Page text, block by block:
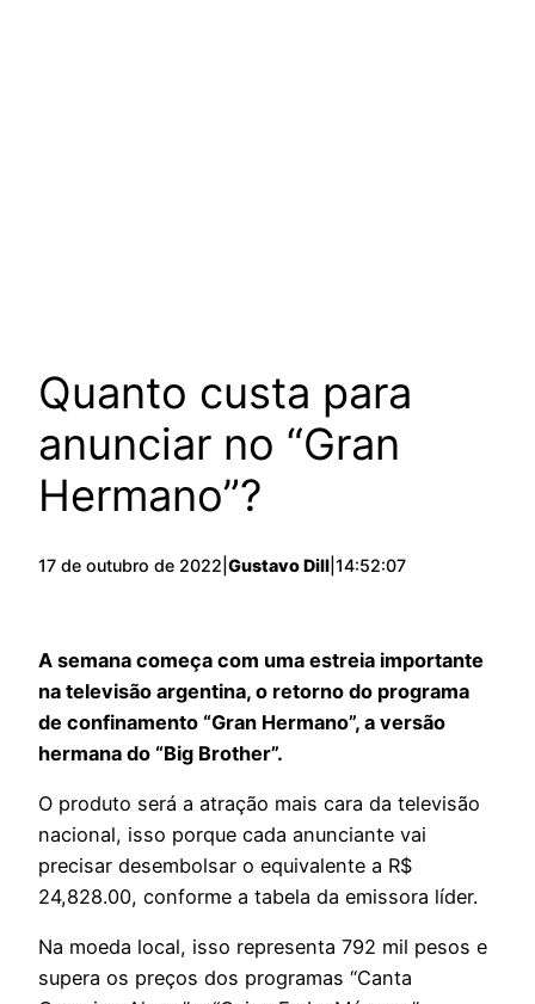
Quanto custa para
anunciar no “Gran
Hermano”?
17 de outubro de 2022 Gustavo Dill 14:52:07
A semana começa com uma estreia importante
na televisão argentina, o retorno do programa
de confinamento “Gran Hermano”, a versão
hermana do “Big Brother”.
O produto será a atração mais cara da televisão
nacional, isso porque cada anunciante vai
precisar desembolsar o equivalente a R$
24,828.00, conforme a tabela da emissora líder.
Na moeda local, isso representa 792 mil pesos e
supera os preços dos programas “Canta